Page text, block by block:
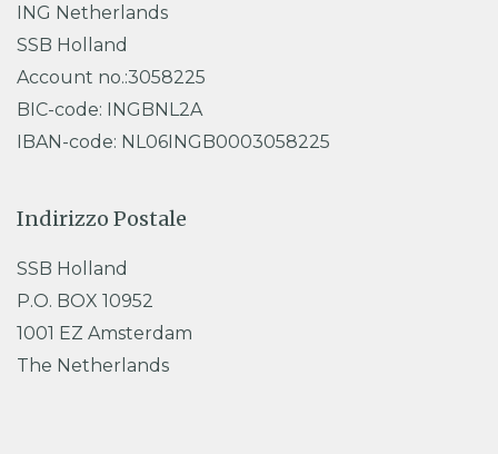
ING Netherlands
SSB Holland
Account no.:3058225
BIC-code: INGBNL2A
IBAN-code: NL06INGB0003058225
Indirizzo Postale
SSB Holland
P.O. BOX 10952
1001 EZ Amsterdam
The Netherlands